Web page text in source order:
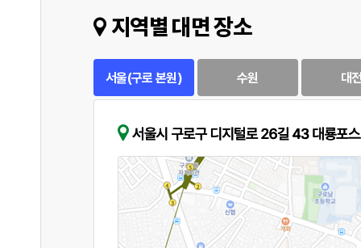
지역별 대면 장소
서울(구로 본원) 수원 대